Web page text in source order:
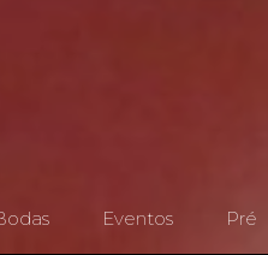
Eventos Pré